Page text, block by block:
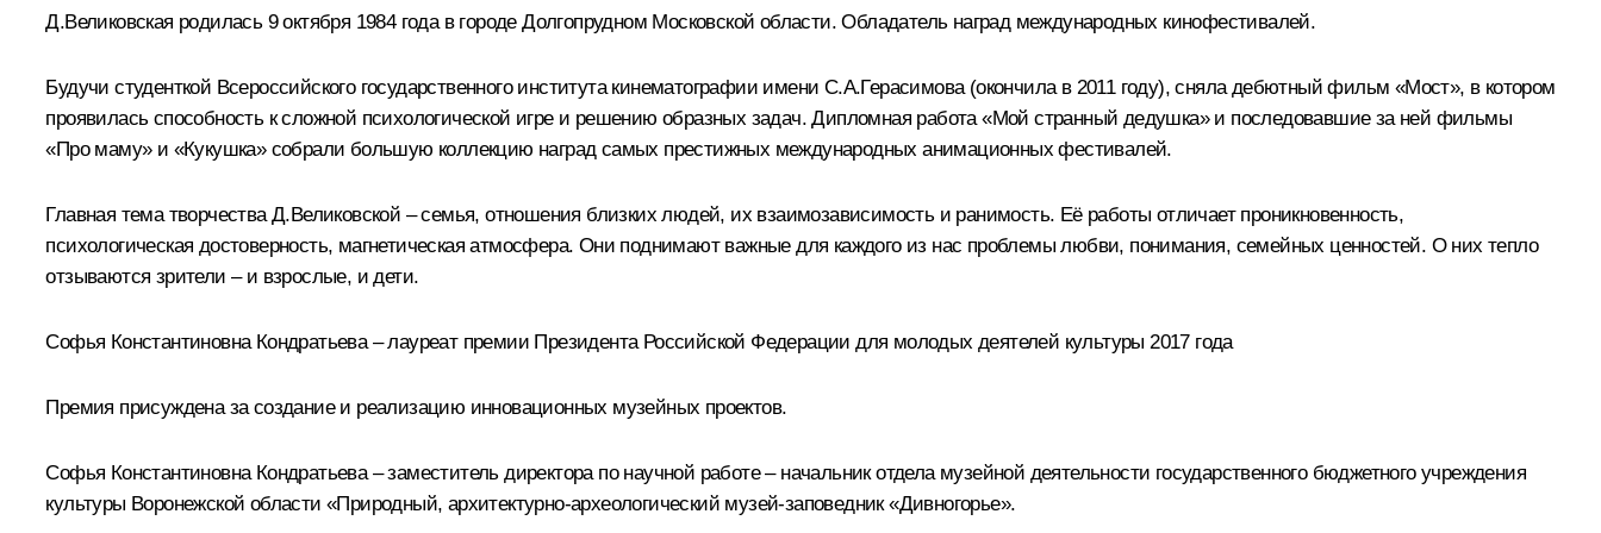
Д.Великовская родилась 9 октября 1984 года в городе Долгопрудном Московской области. Обладатель наград международных кинофестивалей.
Будучи студенткой Всероссийского государственного института кинематографии имени С.А.Герасимова (окончила в 2011 году), сняла дебютный фильм «Мост», в котором
проявилась способность к сложной психологической игре и решению образных задач. Дипломная работа «Мой странный дедушка» и последовавшие за ней фильмы
«Про маму» и «Кукушка» собрали большую коллекцию наград самых престижных международных анимационных фестивалей.
Главная тема творчества Д.Великовской – семья, отношения близких людей, их взаимозависимость и ранимость. Её работы отличает проникновенность,
психологическая достоверность, магнетическая атмосфера. Они поднимают важные для каждого из нас проблемы любви, понимания, семейных ценностей. О них тепло
отзываются зрители – и взрослые, и дети.
Софья Константиновна Кондратьева – лауреат премии Президента Российской Федерации для молодых деятелей культуры 2017 года
Премия присуждена за создание и реализацию инновационных музейных проектов.
Софья Константиновна Кондратьева – заместитель директора по научной работе – начальник отдела музейной деятельности государственного бюджетного учреждения
культуры Воронежской области «Природный, архитектурно-археологический музей-заповедник «Дивногорье».